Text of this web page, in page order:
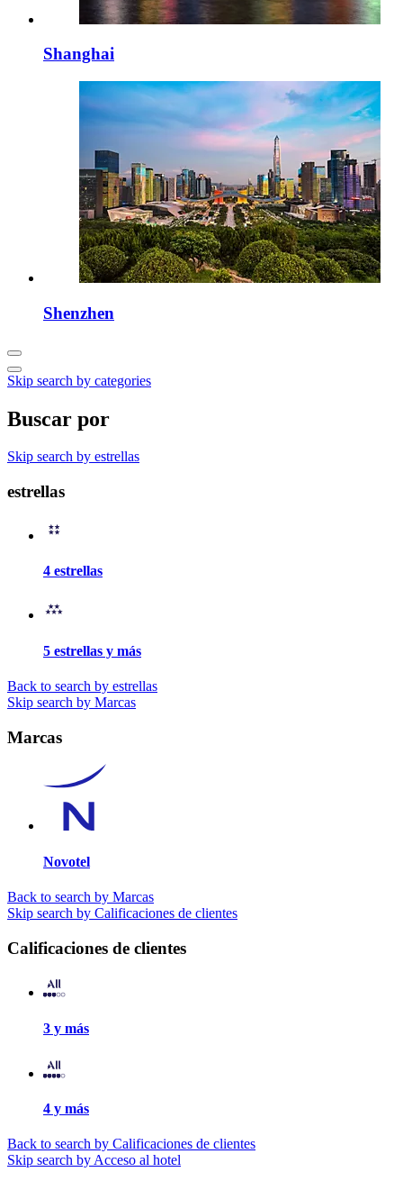
Shanghai
Shenzhen
Skip search by categories
Buscar por
Skip search by estrellas
estrellas
4 estrellas
5 estrellas y más
Back to search by estrellas
Skip search by Marcas
Marcas
Novotel
Back to search by Marcas
Skip search by Calificaciones de clientes
Calificaciones de clientes
3 y más
4 y más
Back to search by Calificaciones de clientes
Skip search by Acceso al hotel